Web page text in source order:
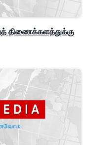
திணைக்களத்துக்கு